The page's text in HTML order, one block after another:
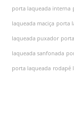
porta laqueada interna
laqueada maciça porta
laqueada puxador
laqueada sanfonada
porta laqueada rodapé